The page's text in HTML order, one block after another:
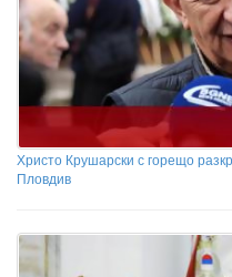
Христо Крушарски с горещо
Пловдив